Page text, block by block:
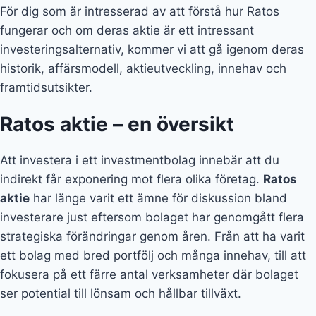
För dig som är intresserad av att förstå hur Ratos
fungerar och om deras aktie är ett intressant
investeringsalternativ, kommer vi att gå igenom deras
historik, affärsmodell, aktieutveckling, innehav och
framtidsutsikter.
Ratos aktie – en översikt
Att investera i ett investmentbolag innebär att du
indirekt får exponering mot flera olika företag. Ratos
aktie har länge varit ett ämne för diskussion bland
investerare just eftersom bolaget har genomgått flera
strategiska förändringar genom åren. Från att ha varit
ett bolag med bred portfölj och många innehav, till att
fokusera på ett färre antal verksamheter där bolaget
ser potential till lönsam och hållbar tillväxt.